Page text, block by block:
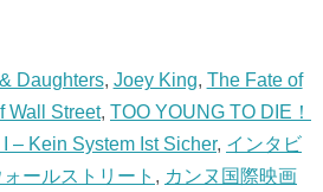
Daughters, Joey King, The Fate of
Wall Street, TOO YOUNG TO DIE！
– Kein System Ist Sicher, インタビ
ールストリート , カンヌ国際映画